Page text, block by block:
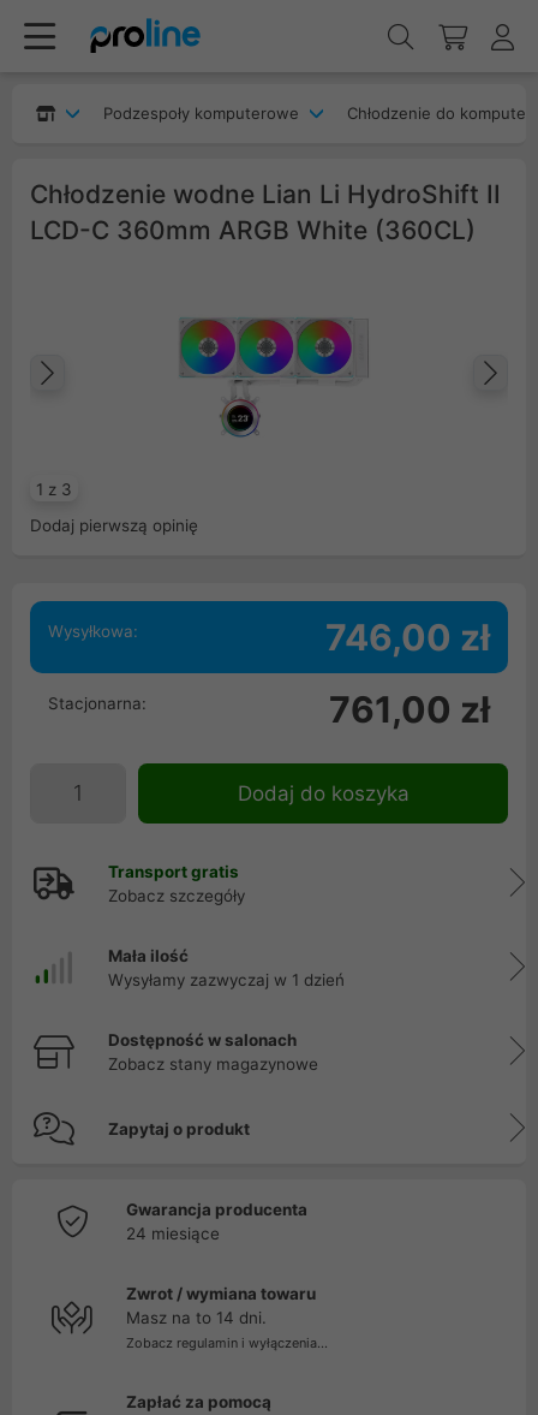
Podzespoły komputerowe Chłodzenie do
Chłodzenie wodne Lian Li HydroShift II
LCD-C 360mm ARGB White (360CL)
1 z 3
Poprzedni
Dodaj pierwszą opinię
Wysyłkowa: 746,00 zł
Stacjonarna: 761,00 zł
Dodaj do koszyka
Transport gratis
Zobacz szczegóły
Mała ilość
Wysyłamy zazwyczaj w 1 dzień
Dostępność w salonach
Zobacz stany magazynowe
Zapytaj o produkt
Gwarancja producenta
24 miesiące
Zwrot / wymiana towaru
Masz na to 14 dni.
Zobacz regulamin i wyłączenia...
Zapłać za pomocą